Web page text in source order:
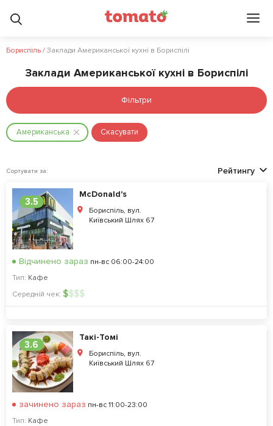
Бориспіль / Заклади Американської кухні в Бориспілі
Заклади Американської кухні в Бориспілі
Фільтри
Американська Скасувати
Сортувати за: Рейтингу
3.5
McDonald's
Бориспіль, вул.
Київський Шлях 67
Відчинено зараз пн-вс 06:00-24:00
Тип: Кафе
Середній чек: $$$$
3.6
Такі-Томі
Бориспіль, вул.
Київський Шлях 67
зачинено зараз пн-вс 11:00-23:00
Тип: Кафе